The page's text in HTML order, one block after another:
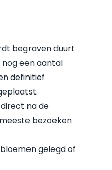
begraven duurt
een aantal
definitief
na de
bezoeken
gelegd of